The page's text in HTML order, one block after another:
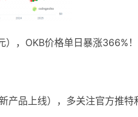
，OKB价格单日暴涨366%！
产品上线），多关注官方推